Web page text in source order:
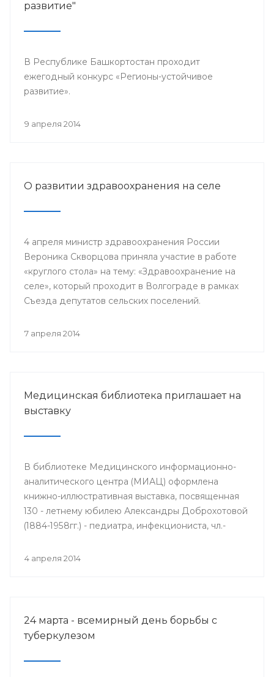
развитие"
В Республике Башкортостан проходит
ежегодный конкурс «Регионы-устойчивое
развитие».
9 апреля 2014
О развитии здравоохранения на селе
4 апреля министр здравоохранения России
Вероника Скворцова приняла участие в работе
«круглого стола» на тему: «Здравоохранение на
селе», который проходит в Волгограде в рамках
Съезда депутатов сельских поселений.
7 апреля 2014
Медицинская библиотека приглашает на
выставку
В библиотеке Медицинского информационно-
аналитического центра (МИАЦ) оформлена
книжно-иллюстративная выставка, посвященная
130 - летнему юбилею Александры Доброхотовой
(1884-1958гг.) - педиатра, инфекциониста, чл.-
деятеля науки РСФСР.
4 апреля 2014
24 марта - всемирный день борьбы с
туберкулезом